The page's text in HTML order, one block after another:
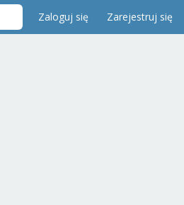
Zaloguj się Zarejestruj się